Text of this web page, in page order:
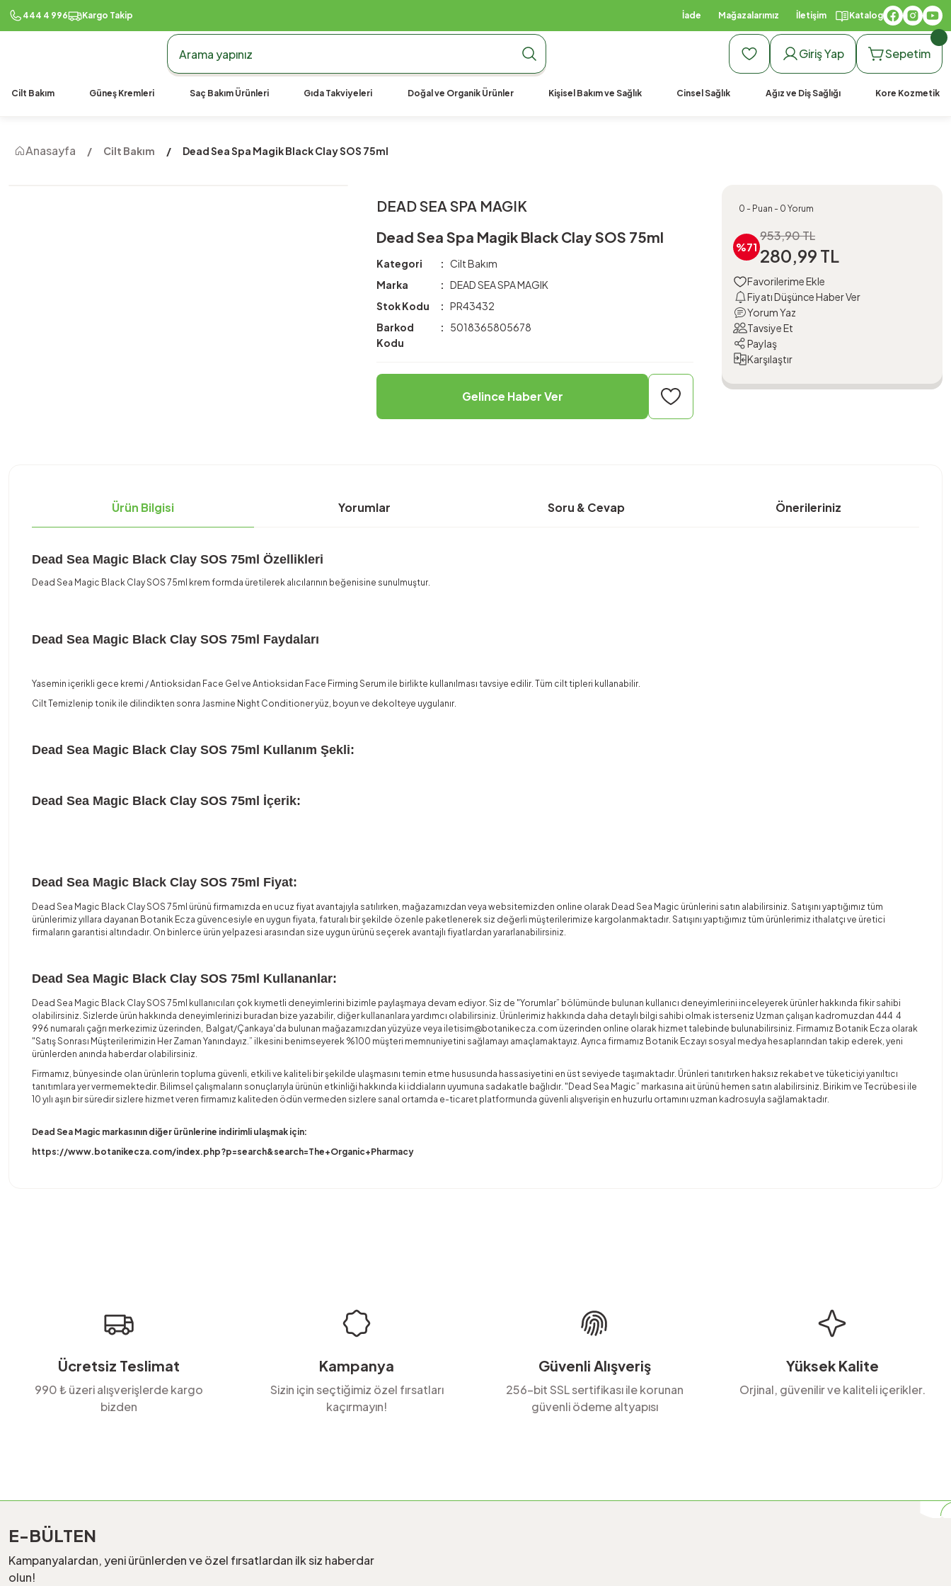
444 4 996 Kargo Takip
990 TL Üzeri Ücretsiz Kargo990 TL Üzeri Ücretsiz Kargo
İade Mağazalarımız İletişim Katalog
Giriş Yap Sepetim
Cilt Bakım Güneş Kremleri Saç Bakım Ürünleri Gıda Takviyeleri Doğal ve Organik Ürünler Kişisel Bakım ve Sağlık Cinsel Sağlık Ağız ve Diş Sağlığı Kore Kozmetik
Anasayfa Cilt Bakım Dead Sea Spa Magik Black Clay SOS 75ml
DEAD SEA SPA MAGIK
Dead Sea Spa Magik Black Clay SOS 75ml
Kategori
Cilt Bakım
Marka
DEAD SEA SPA MAGIK
Stok Kodu
PR43432
Barkod
Kodu
5018365805678
Gelince Haber Ver
0 - Puan - 0 Yorum
%71
953,90 TL
280,99 TL
Fiyatı Düşünce Haber Ver
Yorum Yaz
Tavsiye Et
Paylaş
Karşılaştır
Ürün Bilgisi Yorumlar Soru & Cevap Önerileriniz
Dead Sea Magic Black Clay SOS 75ml Özellikleri
Dead Sea Magic Black Clay SOS 75ml krem formda üretilerek alıcılarının beğenisine sunulmuştur.
Dead Sea Magic Black Clay SOS 75ml Faydaları
Yasemin içerikli gece kremi / Antioksidan Face Gel ve Antioksidan Face Firming Serum ile birlikte kullanılması tavsiye edilir. Tüm cilt tipleri kullanabilir.
Cilt Temizlenip tonik ile dilindikten sonra Jasmine Night Conditioner yüz, boyun ve dekolteye uygulanır.
Dead Sea Magic Black Clay SOS 75ml Kullanım Şekli:
Dead Sea Magic Black Clay SOS 75ml İçerik:
Dead Sea Magic Black Clay SOS 75ml Fiyat:
Dead Sea Magic Black Clay SOS 75ml ürünü firmamızda en ucuz fiyat avantajıyla satılırken, mağazamızdan veya websitemizden online olarak Dead Sea Magic ürünlerini satın alabilirsiniz. Satışını yaptığımız tüm
ürünlerimiz yıllara dayanan Botanik Ecza güvencesiyle en uygun fiyata, faturalı bir şekilde özenle paketlenerek siz değerli müşterilerimize kargolanmaktadır. Satışını yaptığımız tüm ürünlerimiz ithalatçı ve üretici
firmaların garantisi altındadır. On binlerce ürün yelpazesi arasından size uygun ürünü seçerek avantajlı fiyatlardan yararlanabilirsiniz.
Dead Sea Magic Black Clay SOS 75ml Kullananlar:
Dead Sea Magic Black Clay SOS 75ml kullanıcıları çok kıymetli deneyimlerini bizimle paylaşmaya devam ediyor. Siz de "Yorumlar” bölümünde bulunan kullanıcı deneyimlerini inceleyerek ürünler hakkında fikir sahibi
olabilirsiniz. Sizlerde ürün hakkında deneyimlerinizi buradan bize yazabilir, diğer kullananlara yardımcı olabilirsiniz. Ürünlerimiz hakkında daha detaylı bilgi sahibi olmak isterseniz Uzman çalışan kadromuzdan 444 4
996 numaralı çağrı merkezimiz üzerinden, Balgat/Çankaya'da bulunan mağazamızdan yüzyüze veya iletisim@botanikecza.com üzerinden online olarak hizmet talebinde bulunabilirsiniz. Firmamız Botanik Ecza olarak
"Satış Sonrası Müşterilerimizin Her Zaman Yanındayız.” ilkesini benimseyerek %100 müşteri memnuniyetini sağlamayı amaçlamaktayız. Ayrıca firmamız Botanik Eczayı sosyal medya hesaplarından takip ederek, yeni
ürünlerden anında haberdar olabilirsiniz.
Firmamız, bünyesinde olan ürünlerin topluma güvenli, etkili ve kaliteli bir şekilde ulaşmasını temin etme hususunda hassasiyetini en üst seviyede taşımaktadır. Ürünleri tanıtırken haksız rekabet ve tüketiciyi yanıltıcı
tanıtımlara yer vermemektedir. Bilimsel çalışmaların sonuçlarıyla ürünün etkinliği hakkında ki iddiaların uyumuna sadakatle bağlıdır. "Dead Sea Magic” markasına ait ürünü hemen satın alabilirsiniz. Birikim ve Tecrübesi ile
10 yılı aşın bir süredir sizlere hizmet veren firmamız kaliteden ödün vermeden sizlere sanal ortamda e-ticaret platformunda güvenli alışverişin en huzurlu ortamını uzman kadrosuyla sağlamaktadır.
Dead Sea Magic markasının diğer ürünlerine indirimli ulaşmak için:
https://www.botanikecza.com/index.php?p=search&search=The+Organic+Pharmacy
Bu ürüne benzer farklı alternatifler olmalı.
Ücretsiz Teslimat
990 ₺ üzeri alışverişlerde kargo
bizden
Kampanya
Sizin için seçtiğimiz özel fırsatları
kaçırmayın!
Güvenli Alışveriş
256-bit SSL sertifikası ile korunan
güvenli ödeme altyapısı
Yüksek Kalite
Orjinal, güvenilir ve kaliteli içerikler.
E-BÜLTEN
Kampanyalardan, yeni ürünlerden ve özel fırsatlardan ilk siz haberdar
olun!